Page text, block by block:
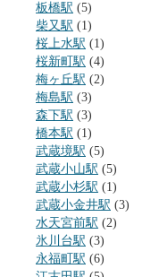
板橋駅 (5)
柴又駅 (1)
桜上水駅 (1)
桜新町駅 (4)
梅ヶ丘駅 (2)
梅島駅 (3)
森下駅 (3)
橋本駅 (1)
武蔵境駅 (5)
武蔵小山駅 (5)
武蔵小杉駅 (1)
武蔵小金井駅 (3)
水天宮前駅 (2)
氷川台駅 (3)
永福町駅 (6)